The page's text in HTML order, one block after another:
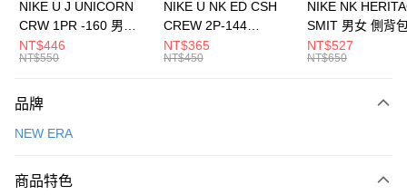
元大商業銀行
台灣樂天信用卡公司
全盈+PAY
AFTEE先享後付
【關於「AFTEE先享後付」】
便利好安心！
３．安心：先確認商品／服務後，再付款。
運送方式
每筆NT$100，滿NT$1,500(含以上)免運費
NIKE U J UNICORN
CRW 1PR -160 男女
中統襪 FZ3393100
NT$446
NT$550
NIKE U NK ED CSH
CREW 2P-144
EMBRDY 男女 短統襪
FZ3073133
NT$365
NT$450
NIKE NK
SMIT 男女 側背
BA5871010
NT$527
NT$650
品牌
NEW ERA
商品特色